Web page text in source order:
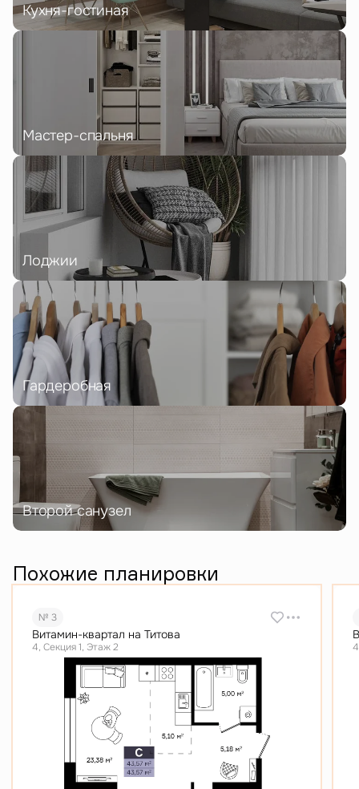
Кухня-гостиная
Мастер-спальня
Лоджии
Гардеробная
Второй санузел
Похожие планировки
№ 3
Витамин-квартал на Титова
4, Секция 1, Этаж 2